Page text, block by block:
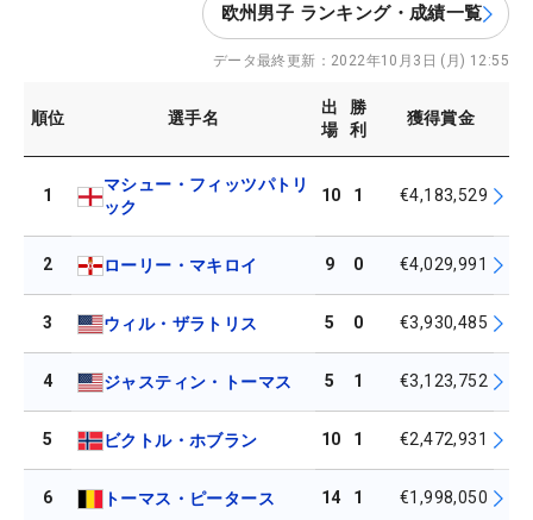
欧州男子 ランキング・成績一覧
データ最終更新： 2022年10月3日 (月) 12:55
順位 選手名
出
場
勝
利
獲得賞金
1
マシュー・フィッツパトリ
ック
10 1 €4,183,529
2 ローリー・マキロイ 9 0 €4,029,991
3 ウィル・ザラトリス 5 0 €3,930,485
4 ジャスティン・トーマス 5 1 €3,123,752
5 ビクトル・ホブラン 10 1 €2,472,931
6 トーマス・ピータース 14 1 €1,998,050